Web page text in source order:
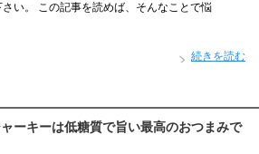
さい。 この記事を読めば、そんなことで悩
続きを読む
ーキーは低糖質で旨い最高のおつまみで